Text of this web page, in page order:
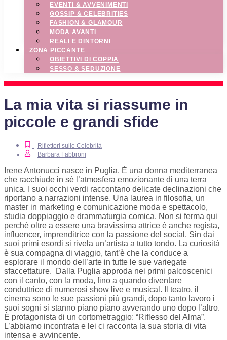
EVENTI & AVVENIMENTI
GOSSIP & CELEBRITIES
FASHION & GLAMOUR
MODA AVANTI
REALI E DINTORNI
ZONA PICCANTE
OBIETTIVI DI COPPIA
SESSO & SEDUZIONE
La mia vita si riassume in
piccole e grandi sfide
Riflettori sulle Celebrità
Barbara Fabbroni
Irene Antonucci nasce in Puglia. È una donna mediterranea
che racchiude in sé l’atmosfera emozionante di una terra
unica. I suoi occhi verdi raccontano delicate declinazioni che
riportano a narrazioni intense. Una laurea in filosofia, un
master in marketing e comunicazione moda e spettacolo,
studia doppiaggio e drammaturgia comica. Non si ferma qui
perché oltre a essere una bravissima attrice è anche regista,
influencer, imprenditrice con la passione del social. Sin dai
suoi primi esordi si rivela un’artista a tutto tondo. La curiosità
è sua compagna di viaggio, tant’è che la conduce a
esplorare il mondo dell’arte in tutte le sue variegate
sfaccettature. Dalla Puglia approda nei primi palcoscenici
con il canto, con la moda, fino a quando diventare
conduttrice di numerosi show live e musical. Il teatro, il
cinema sono le sue passioni più grandi, dopo tanto lavoro i
suoi sogni si stanno piano piano avverando uno dopo l’altro.
È protagonista di un cortometraggio: “Riflesso del Alma”.
L’abbiamo incontrata e lei ci racconta la sua storia di vita
intensa e avvincente.